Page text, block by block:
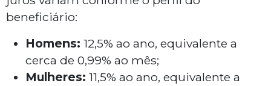
beneficiário:
Homens: 12,5% ao ano, equivalente a
cerca de 0,99% ao mês;
Mulheres: 11,5% ao ano, equivalente a